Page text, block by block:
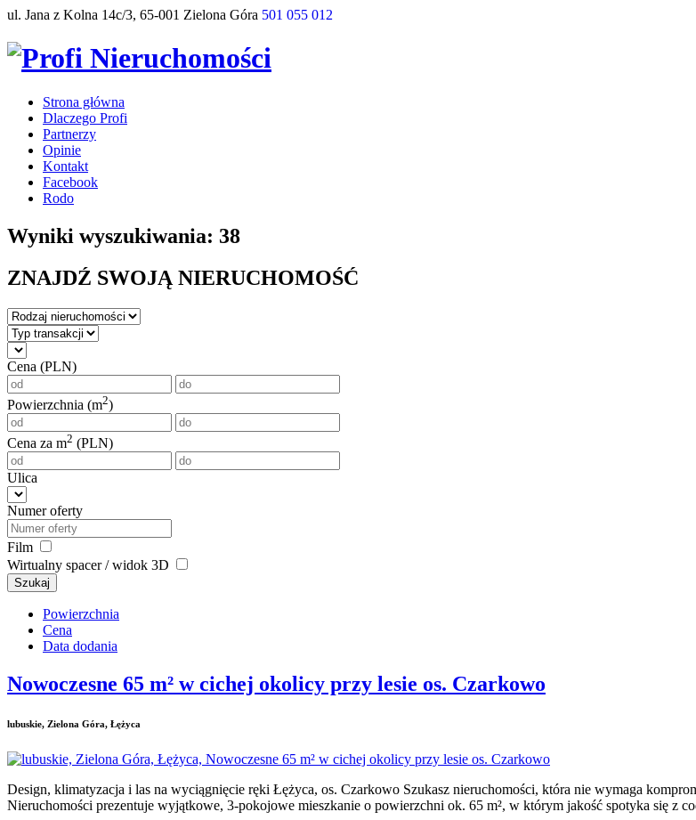
ul. Jana z Kolna 14c/3, 65-001 Zielona Góra 501 055 012
Strona główna
Dlaczego Profi
Partnerzy
Opinie
Kontakt
Facebook
Rodo
Wyniki wyszukiwania: 38
ZNAJDŹ SWOJĄ NIERUCHOMOŚĆ
Cena (PLN)
Powierzchnia (m2)
Cena za m2 (PLN)
Ulica
Numer oferty
Film
Wirtualny spacer / widok 3D
Szukaj
Powierzchnia
Cena
Data dodania
Nowoczesne 65 m² w cichej okolicy przy lesie os. Czarkowo
lubuskie, Zielona Góra, Łężyca
Design, klimatyzacja i las na wyciągnięcie ręki Łężyca, os. Czarkowo Szukasz nieruchomości, która nie wymaga
Nieruchomości prezentuje wyjątkowe, 3-pokojowe mieszkanie o powierzchni ok. 65 m², w którym jakość spotyka się z